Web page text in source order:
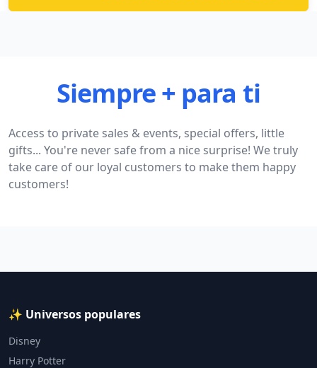
Siempre + para ti
Access to private sales & events, special offers, little
gifts... You're never safe from a nice surprise! We truly
take care of our loyal customers to make them happy
customers!
✨ Universos populares
Disney
Harry Potter